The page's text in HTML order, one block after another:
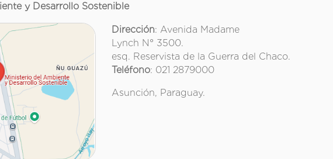
y Desarrollo Sostenible
Dirección: Avenida Madame
Lynch N° 3500.
esq. Reservista de la Guerra del Chaco.
Teléfono: 021 2879000
Asunción, Paraguay.